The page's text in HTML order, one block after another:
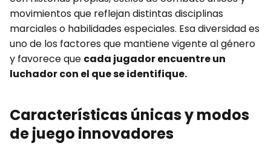
movimientos que reflejan distintas disciplinas
marciales o habilidades especiales. Esa diversidad es
uno de los factores que mantiene vigente al género
y favorece que cada jugador encuentre un
luchador con el que se identifique.
Características únicas y modos
de juego innovadores